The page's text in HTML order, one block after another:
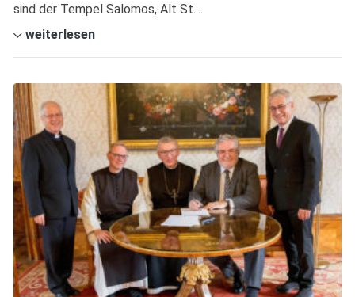
sind der Tempel Salomos, Alt St....
weiterlesen